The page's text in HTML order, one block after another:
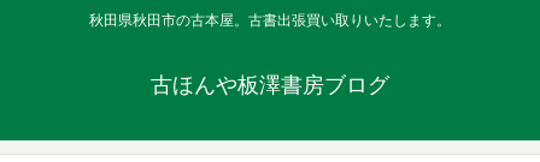
秋田県秋田市の古本屋。古書出張買い取りいたします。
古ほんや板澤書房ブログ